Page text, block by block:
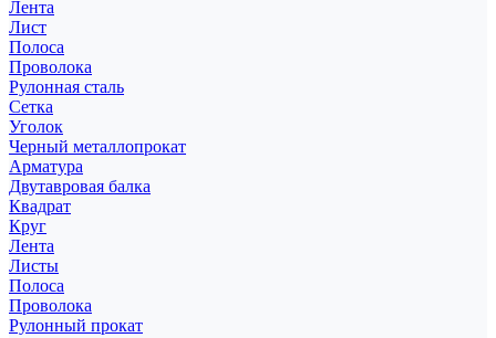
Лента
Лист
Полоса
Проволока
Рулонная сталь
Сетка
Уголок
Черный металлопрокат
Арматура
Двутавровая балка
Квадрат
Круг
Лента
Листы
Полоса
Проволока
Рулонный прокат